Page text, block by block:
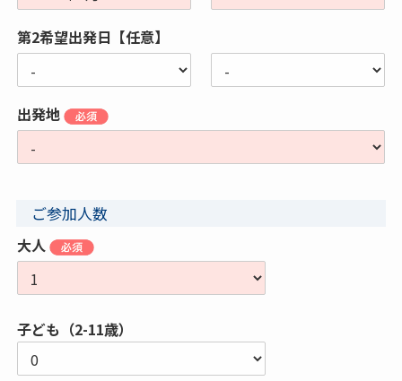
第2希望出発日【任意】
出発地
ご参加人数
大人
子ども（2-11歳）